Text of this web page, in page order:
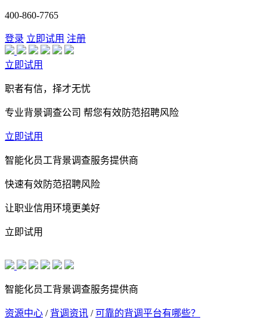
400-860-7765
登录 立即试用 注册
立即试用
职者有信，择才无忧
专业背景调查公司 帮您有效防范招聘风险
立即试用
智能化员工背景调查服务提供商
快速有效防范招聘风险
让职业信用环境更美好
立即试用
智能化员工背景调查服务提供商
资源中心 / 背调资讯 /可靠的背调平台有哪些？